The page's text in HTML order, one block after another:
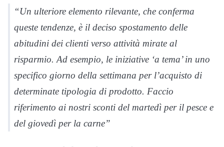
“Un ulteriore elemento rilevante, che conferma
queste tendenze, è il deciso spostamento delle
abitudini dei clienti verso attività mirate al
risparmio. Ad esempio, le iniziative ‘a tema’ in uno
specifico giorno della settimana per l’acquisto di
determinate tipologia di prodotto. Faccio
riferimento ai nostri sconti del martedì per il pesce e
del giovedì per la carne”